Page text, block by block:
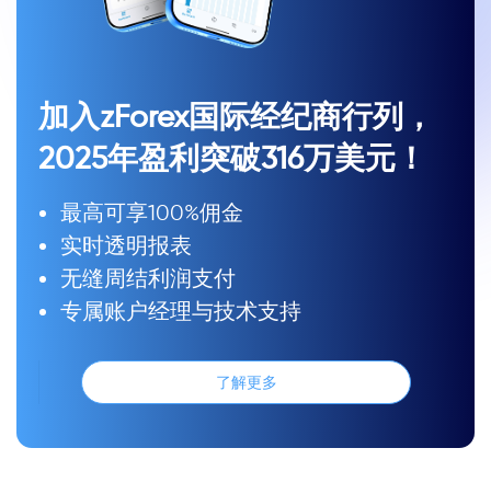
加入zForex国际经纪商行列，
2025年盈利突破316万美元！
最高可享100%佣金
实时透明报表
无缝周结利润支付
专属账户经理与技术支持
了解更多